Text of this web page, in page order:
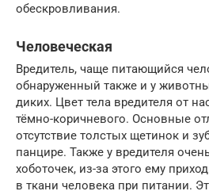
обескровливания.
Человеческая
Вредитель, чаще питающийся
обнаруженный также и у
диких. Цвет тела вредителя от
тёмно-коричневого. Основные
отсутствие толстых щетинок и
панцире. Также у вредителя
хоботочек, из-за этого ему
в ткани человека при питании.